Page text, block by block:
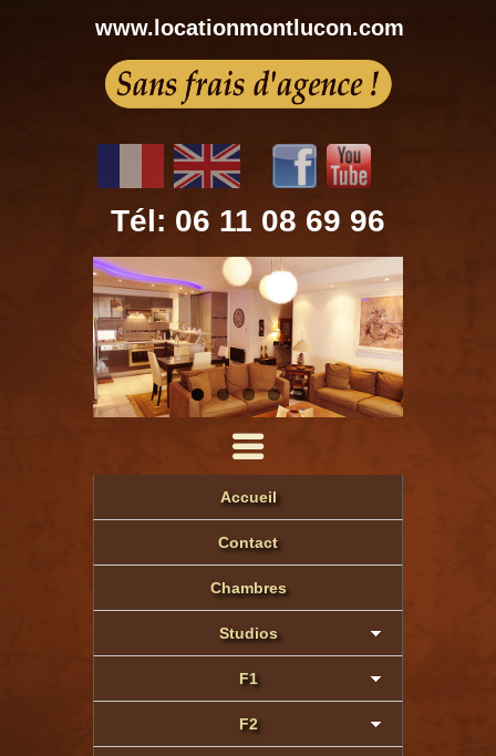
www.locationmontlucon.com
Tél: 06 11 08 69 96
Accueil
Contact
Chambres
Studios
F1
F2